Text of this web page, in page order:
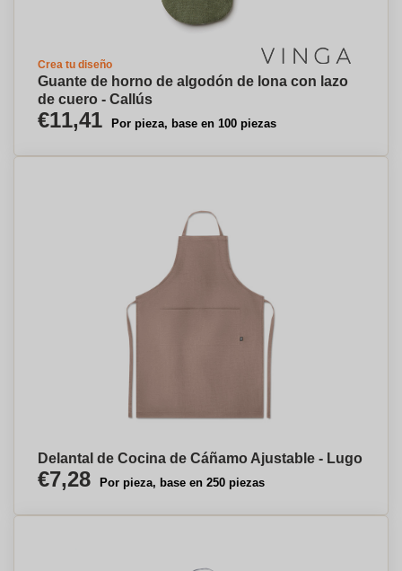
Crea tu diseño
Guante de horno de algodón de lona con lazo
de cuero - Callús
€11,41 Por pieza, base en 100 piezas
Delantal de Cocina de Cáñamo Ajustable - Lugo
€7,28 Por pieza, base en 250 piezas